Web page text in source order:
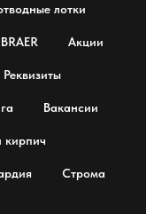
лотки
Акции
Реквизиты
Вакансии
кирпич
Строма